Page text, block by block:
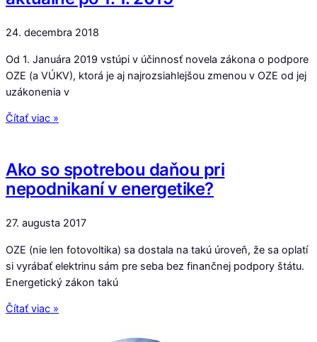
24. decembra 2018
Od 1. Januára 2019 vstúpi v účinnosť novela zákona o podpore
OZE (a VÚKV), ktorá je aj najrozsiahlejšou zmenou v OZE od jej
uzákonenia v
Čítať viac »
Ako so spotrebou daňou pri
nepodnikaní v energetike?
27. augusta 2017
OZE (nie len fotovoltika) sa dostala na takú úroveň, že sa oplatí
si vyrábať elektrinu sám pre seba bez finančnej podpory štátu.
Energetický zákon takú
Čítať viac »